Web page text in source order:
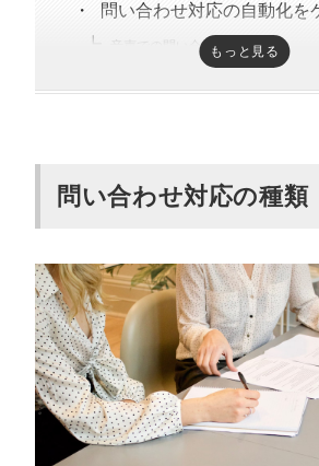
問い合わせ対応の自動化を
音声での問い合わせの場合
問い合わせの件数が多くて対応でき
対応が属人化しやすい
コア業務に集中できない
問い合わせ対応を自動化す
ト
業務の効率化ができる
もっと見る
問い合わせ対応の種類